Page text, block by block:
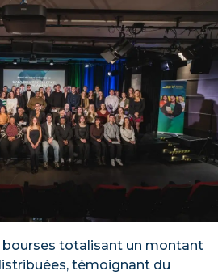
bourses totalisant un montant
témoignant du